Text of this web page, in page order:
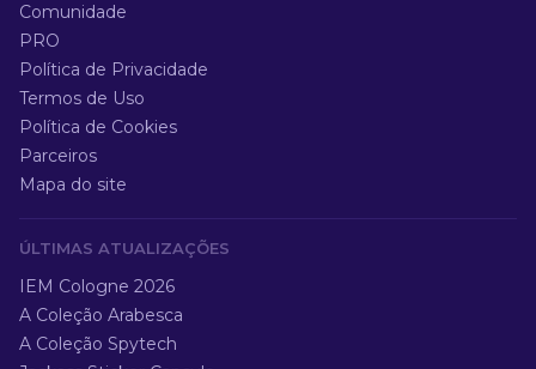
Comunidade
PRO
Política de Privacidade
Termos de Uso
Política de Cookies
Parceiros
Mapa do site
ÚLTIMAS ATUALIZAÇÕES
IEM Cologne 2026
A Coleção Arabesca
A Coleção Spytech